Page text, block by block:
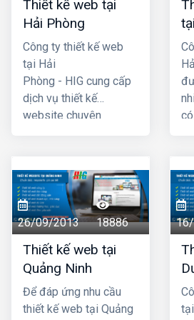
Thiết kế web tại
Hải Phòng
Công ty thiết kế web
tại Hải
Phòng - HIG cung cấp
dịch vụ thiết kế
website chuyên
kế web hợp lý, giá cả
cạnh tranh nhất. Công
ty chúng tôi có đội ngũ
lập trình nhiều kinh
nhgiệm, đội ngũ tư vấn
am hiểu nhiệt tình với
khách hàng. Mã
nguồn website dùng
thiết kế được chúng tôi
4
26/09/2013 18886
Thiết kế web tại
Quảng Ninh
Để đáp ứng nhu cầu
thiết kế web tại Quảng